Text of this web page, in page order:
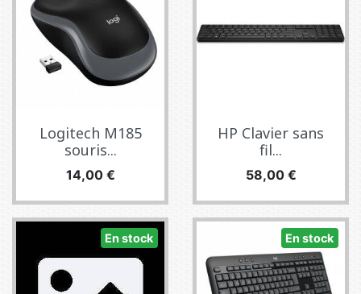
Logitech M185
souris...
Prix
14,00 €
HP Clavier sans
fil...
Prix
58,00 €
En stock En stock